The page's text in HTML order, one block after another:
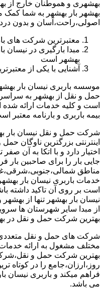
بهشهری و هموطنان خارج از
بهشهر بار بهشهر به شما کمک
اصولی،راحت،آسان و بدون
معتبرترین شرکت های
مبدا بارگیری در نیسان
بهشهر است
آشنایی با یکی از
موسسه باربری نیسان بار
حمل و نقل از بهشهر به سراسر
است و کلیه خدمات ارائه
بیمه باربری و بارنامه معتبر
شرکت حمل و نقل نیسان بار
اینترنتی بزرگترین ناوگان
اختیار دارد و با اتکا به آن
جایی بار را برای صاحبین بار
مناطق
خدمات باربری نیسان بار بهشهر
است بر روی آن تاکید داشته
نیسان بار بهشهر تنها از
از مبدا سایر شهرستان ها
بهترین شرکت حمل و نقل در
شرکت های حمل و نقل
مختلف مشغول به ارائه خدمات
بهترین شرکت حمل و
روز،ارزان،جامع را در کوتاه
فراهم میکند و باربری نیسان
می باشد.